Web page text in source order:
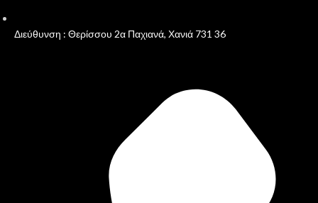
Διεύθυνση : Θερίσσου 2α Παχιανά, Χανιά 731 36